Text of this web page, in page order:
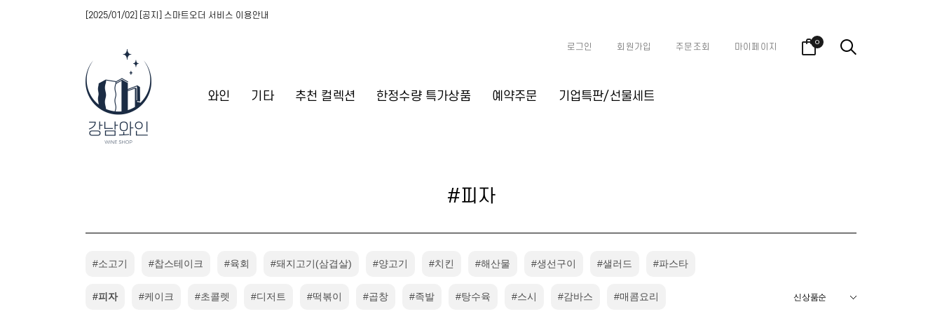
와인 기타 추천 컬렉션 한정수량 특가상품 예약주문 기업특판/선물세트
[2025/01/02] [공지] 스마트오더 서비스 이용안내
로그인 회원가입 주문조회 마이페이지 0
#피자
#소고기 #찹스테이크 #육회 #돼지고기(삼겹살) #양고기 #치킨 #해산물 #생선구이 #샐러드 #파스타
#피자 #케이크 #초콜렛 #디저트 #떡볶이 #곱창 #족발 #탕수육 #스시 #감바스 #매콤요리